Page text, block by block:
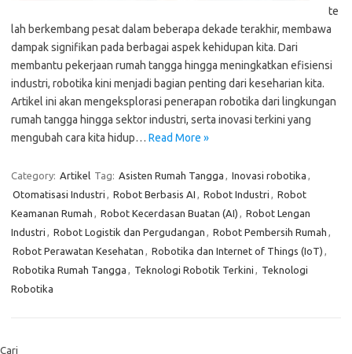
te
lah berkembang pesat dalam beberapa dekade terakhir, membawa
dampak signifikan pada berbagai aspek kehidupan kita. Dari
membantu pekerjaan rumah tangga hingga meningkatkan efisiensi
industri, robotika kini menjadi bagian penting dari keseharian kita.
Artikel ini akan mengeksplorasi penerapan robotika dari lingkungan
rumah tangga hingga sektor industri, serta inovasi terkini yang
mengubah cara kita hidup… Read More »
Category: Artikel Tag: Asisten Rumah Tangga , Inovasi robotika ,
Otomatisasi Industri , Robot Berbasis AI , Robot Industri , Robot
Keamanan Rumah , Robot Kecerdasan Buatan (AI) , Robot Lengan
Industri , Robot Logistik dan Pergudangan , Robot Pembersih Rumah ,
Robot Perawatan Kesehatan , Robotika dan Internet of Things (IoT) ,
Robotika Rumah Tangga , Teknologi Robotik Terkini , Teknologi
Robotika
Cari